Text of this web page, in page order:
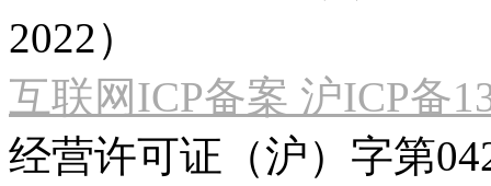
2022）
互联网ICP备案 沪ICP备
经营许可证（沪）字第